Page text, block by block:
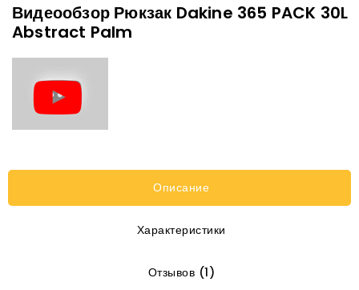
Видеообзор Рюкзак Dakine 365 PACK 30L
Abstract Palm
Описание
Характеристики
Отзывов (1)